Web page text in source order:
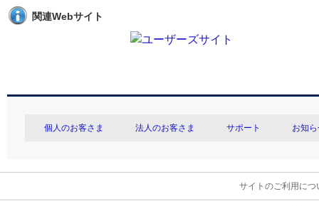
関連Webサイト
個人のお客さま 法人のお客さま サポート お知
サイトのご利用につ